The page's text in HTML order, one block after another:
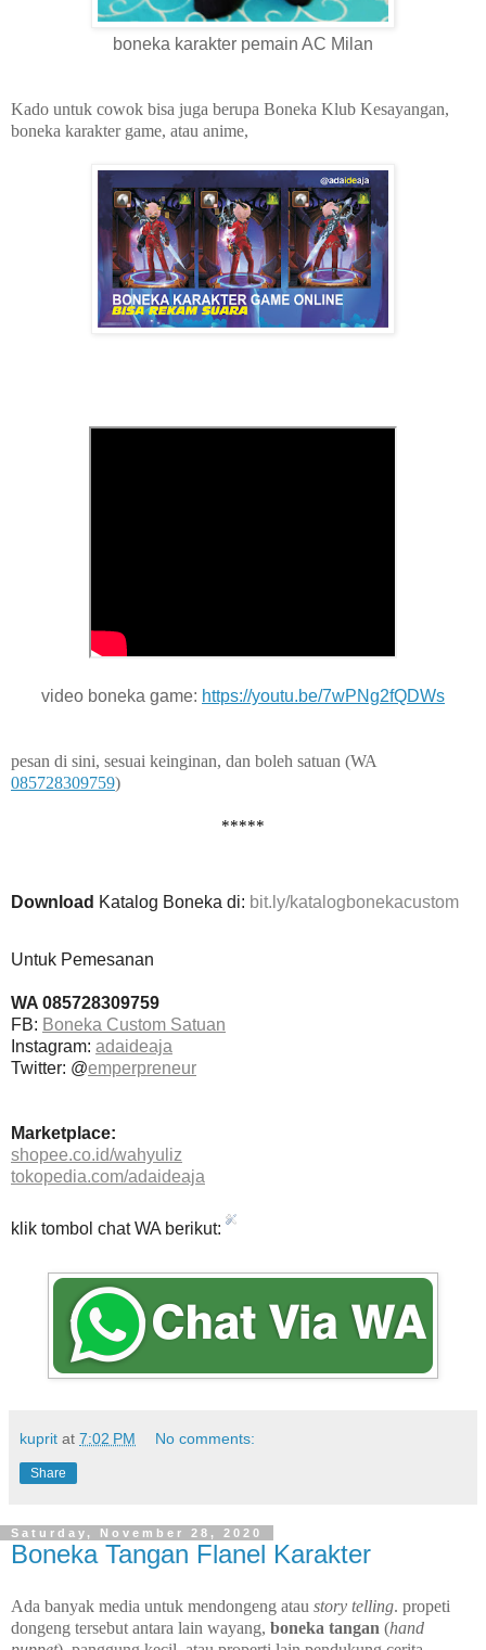
boneka karakter pemain AC Milan
Kado untuk cowok bisa juga berupa Boneka Klub Kesayangan,
boneka karakter game, atau anime,
video boneka game: https://youtu.be/7wPNg2fQDWs
pesan di sini, sesuai keinginan, dan boleh satuan (WA
085728309759)
*****
Download Katalog Boneka di: bit.ly/katalogbonekacustom
Untuk Pemesanan
WA 085728309759
FB: Boneka Custom Satuan
Instagram: adaideaja
Twitter: @emperpreneur
Marketplace:
shopee.co.id/wahyuliz
tokopedia.com/adaideaja
klik tombol chat WA berikut:
kuprit at 7:02 PM No comments:
Share
Saturday, November 28, 2020
Boneka Tangan Flanel Karakter
Ada banyak media untuk mendongeng atau story telling. propeti
dongeng tersebut antara lain wayang, boneka tangan (hand